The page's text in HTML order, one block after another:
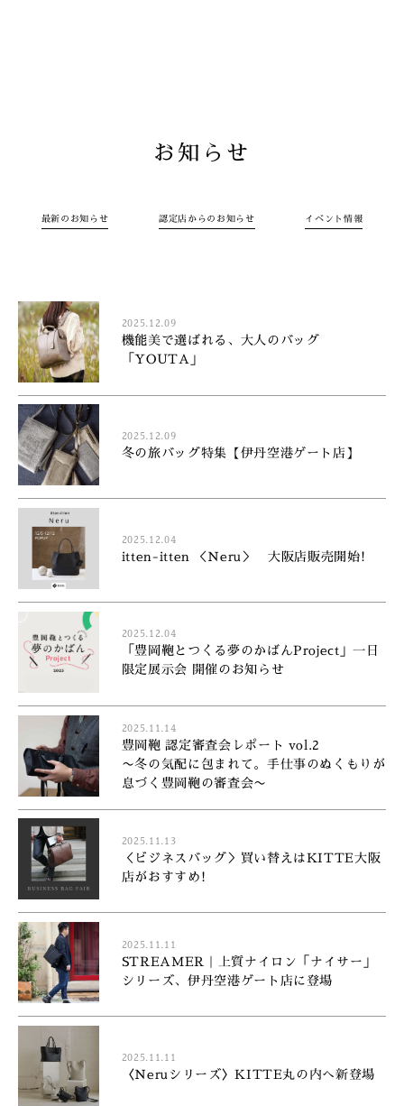
お知らせ
最新のお知らせ 認定店からのお知らせ イベント情報
2025.12.09
機能美で選ばれる、大人のバッグ
「YOUTA」
2025.12.09
冬の旅バッグ特集【伊丹空港ゲート店】
2025.12.04
itten-itten ＜Neru＞ 大阪店販売開始!
2025.12.04
「豊岡鞄とつくる夢のかばんProject」一日
限定展示会 開催のお知らせ
2025.11.14
豊岡鞄 認定審査会レポート vol.2
〜冬の気配に包まれて。手仕事のぬくもりが
息づく豊岡鞄の審査会〜
2025.11.13
＜ビジネスバッグ＞買い替えはKITTE大阪
店がおすすめ!
2025.11.11
STREAMER｜上質ナイロン「ナイサー」
シリーズ、伊丹空港ゲート店に登場
2025.11.11
〈Neruシリーズ〉KITTE丸の内へ新登場